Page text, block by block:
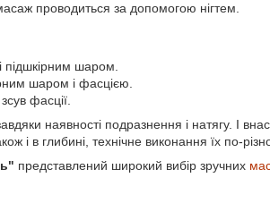
проводиться за допомогою нігтем.
підшкірним шаром.
шаром і фасцією.
фасції.
наявності подразнення і натягу. І
і в глибині, технічне виконання їх по-
представлений широкий вибір зручних